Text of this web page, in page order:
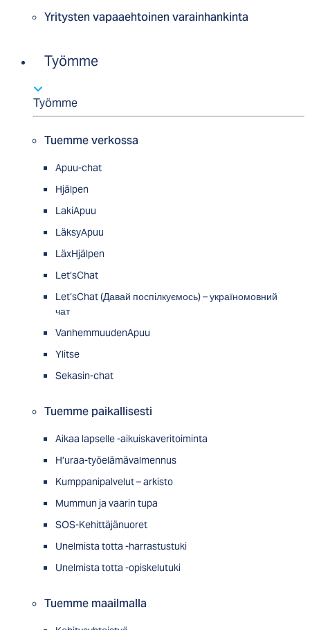
Yritysten vapaaehtoinen varainhankinta
Työmme
Työmme
Tuemme verkossa
Apuu-chat
Hjälpen
LakiApuu
LäksyApuu
LäxHjälpen
Let’sChat
Let’sChat (Давай поспілкуємось) – україномовний
чат
VanhemmuudenApuu
Ylitse
Sekasin-chat
Tuemme paikallisesti
Aikaa lapselle -aikuiskaveritoiminta
H’uraa-työelämävalmennus
Kumppanipalvelut – arkisto
Mummun ja vaarin tupa
SOS-Kehittäjänuoret
Unelmista totta -harrastustuki
Unelmista totta -opiskelutuki
Tuemme maailmalla